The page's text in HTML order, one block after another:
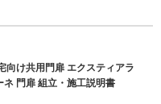
向け共用門扉 エクスティアラ
ネ 門扉 組立・施工説明書